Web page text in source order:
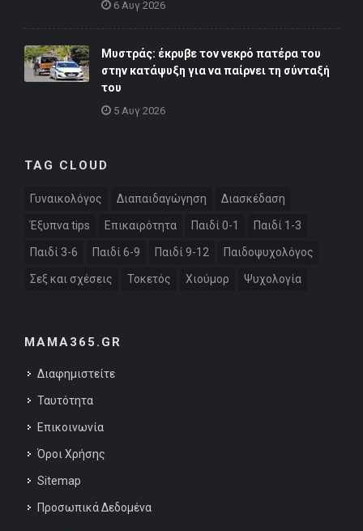
6 Αυγ 2026
Μυστράς: έκρυβε τον νεκρό πατέρα του
στην κατάψυξη για να παίρνει τη σύνταξή
του
5 Αυγ 2026
TAG CLOUD
Γυναικολόγος Διαπαιδαγώγηση Διασκέδαση
Έξυπνα tips Επικαιρότητα Παιδί 0-1 Παιδί 1-3
Παιδί 3-6 Παιδί 6-9 Παιδί 9-12 Παιδοψυχολόγος
Σεξ και σχέσεις Τοκετός Χιούμορ Ψυχολογία
MAMA365.GR
Διαφημιστείτε
Ταυτότητα
Επικοινωνία
Όροι Χρήσης
Sitemap
Προσωπικά Δεδομένα